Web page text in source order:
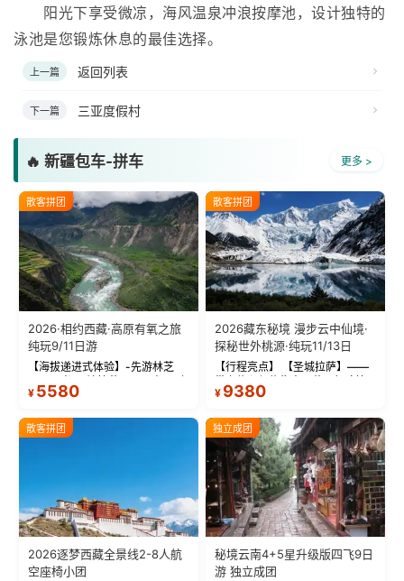
阳光下享受微凉，海风温泉冲浪按摩池，设计独特的
泳池是您锻炼休息的最佳选择。
上一篇 返回列表
下一篇 三亚度假村
🔥 新疆包车-拼车 更多 >
散客拼团
2026·相约西藏·高原有氧之旅
纯玩9/11日游
【海拔递进式体验】-先游林芝
(2900米)再访拉萨(3650米)，亲
测 99%游客零高反 。 【贴心保
反根本不是事儿 ！ 【无人机航
拍】-雪山/圣湖/...
¥ 5580
散客拼团
2026藏东秘境 漫步云中仙境·
探秘世外桃源·纯玩11/13日
【行程亮点】 【圣城拉萨】——
带上信心与信仰去西藏，行吟拉
萨，感受这座城与生俱来的与众
城堡寺院于一体的宏伟建筑，是
西藏最完整的古代...
¥ 9380
散客拼团
2026逐梦西藏全景线2-8人航
空座椅小团
独立成团
秘境云南4+5星升级版四飞9日
游 独立成团